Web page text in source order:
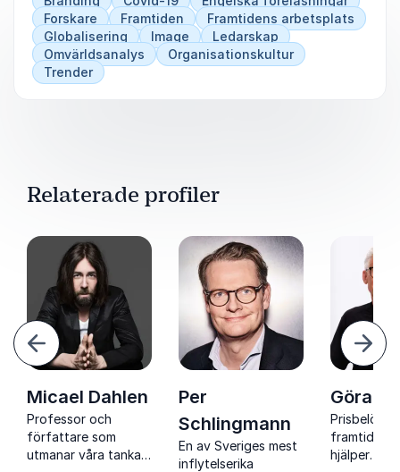
boka eller veta mer om Kjell A Nordström.
Forskare
Framtiden
Framtidens arbetsplats
Globalisering
Image
Ledarskap
Omvärldsanalys
Organisationskultur
Trender
Relaterade profiler
Micael Dahlen
Professor och
författare som
utmanar våra tankar
Per
Schlingmann
En av Sveriges mest
inflytelserika
Göran
Prisbelönt
hjälper